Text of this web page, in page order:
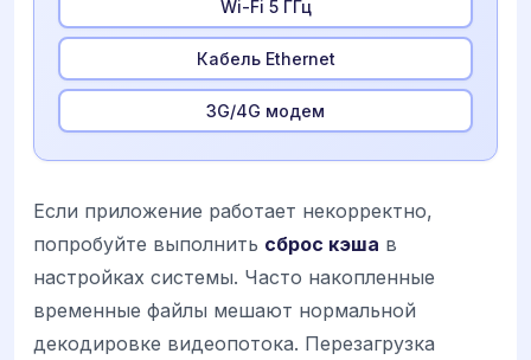
Wi-Fi 5 ГГц
Кабель Ethernet
3G/4G модем
Если приложение работает некорректно,
попробуйте выполнить сброс кэша в
настройках системы. Часто накопленные
временные файлы мешают нормальной
декодировке видеопотока. Перезагрузка